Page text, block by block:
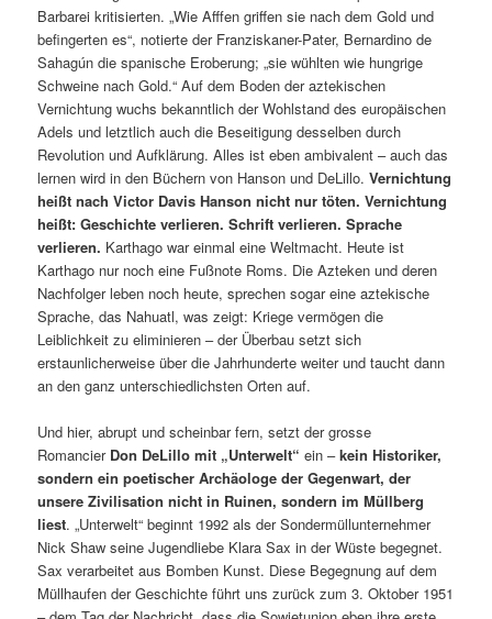
Barbarei kritisierten. „Wie Afffen griffen sie nach dem Gold und
befingerten es“, notierte der Franziskaner-Pater, Bernardino de
Sahagún die spanische Eroberung; „sie wühlten wie hungrige
Schweine nach Gold.“ Auf dem Boden der aztekischen
Vernichtung wuchs bekanntlich der Wohlstand des europäischen
Adels und letztlich auch die Beseitigung desselben durch
Revolution und Aufklärung. Alles ist eben ambivalent – auch das
lernen wird in den Büchern von Hanson und DeLillo.Vernichtung
heißtnach Victor Davis Hansonnicht nur töten. Vernichtung
heißt: Geschichte verlieren. Schrift verlieren. Sprache
verlieren. Karthago war einmal eine Weltmacht. Heute ist
Karthago nur noch eine Fußnote Roms. Die Azteken und deren
Nachfolger leben noch heute, sprechen sogar eine aztekische
Sprache, das Nahuatl, was zeigt: Kriege vermögen die
Leiblichkeit zu eliminieren – der Überbau setzt sich
erstaunlicherweise über die Jahrhunderte weiter und taucht dann
an den ganz unterschiedlichsten Orten auf.
Und hier, abrupt und scheinbar fern, setzt der grosse
Romancier Don DeLillo mit „Unterwelt“ ein –kein Historiker,
sondern einpoetischerArchäologe der Gegenwart, der
unsere Zivilisation nicht in Ruinen, sondern im Müllberg
liest. „Unterwelt“ beginnt 1992 als der Sondermüllunternehmer
Nick Shaw seine Jugendliebe Klara Sax in der Wüste begegnet.
Sax verarbeitet aus Bomben Kunst. Diese Begegnung auf dem
Müllhaufen der Geschichte führt uns zurück zum 3. Oktober 1951